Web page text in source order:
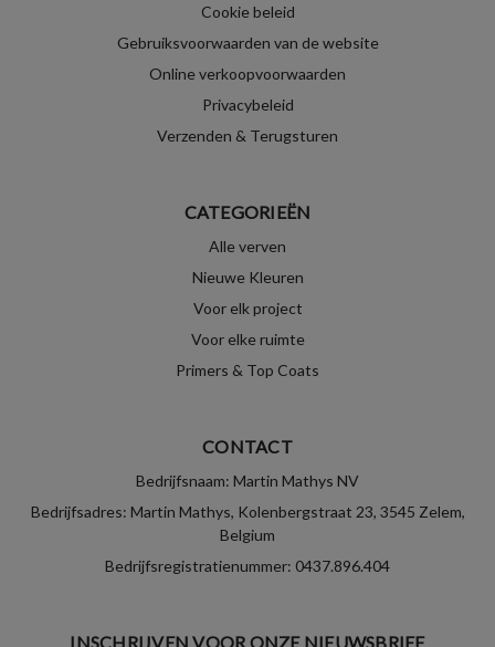
Cookie beleid
Gebruiksvoorwaarden van de website
Online verkoopvoorwaarden
Privacybeleid
Verzenden & Terugsturen
CATEGORIEËN
Alle verven
Nieuwe Kleuren
Voor elk project
Voor elke ruimte
Primers & Top Coats
CONTACT
Bedrijfsnaam: Martin Mathys NV
Bedrijfsadres: Martin Mathys, Kolenbergstraat 23, 3545 Zelem,
Belgium
Bedrijfsregistratienummer: 0437.896.404
INSCHRIJVEN VOOR ONZE NIEUWSBRIEF